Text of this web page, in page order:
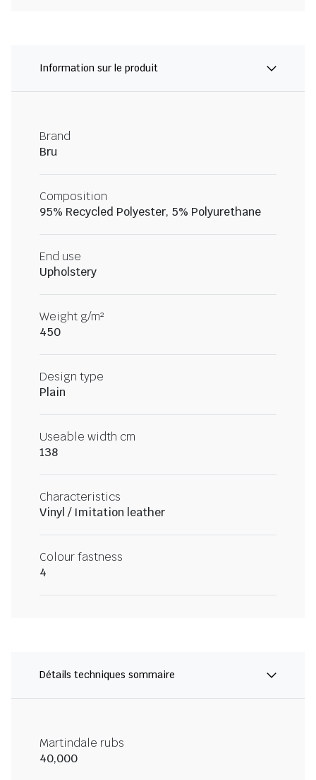
Information sur le produit
Brand
Bru
Composition
95% Recycled Polyester, 5% Polyurethane
End use
Upholstery
Weight g/m²
450
Design type
Plain
Useable width cm
138
Characteristics
Vinyl / Imitation leather
Colour fastness
4
Détails techniques sommaire
Martindale rubs
40,000